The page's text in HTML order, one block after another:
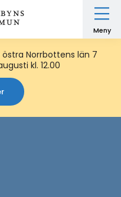
Meny
Norrbottens län 7
kl. 12.00